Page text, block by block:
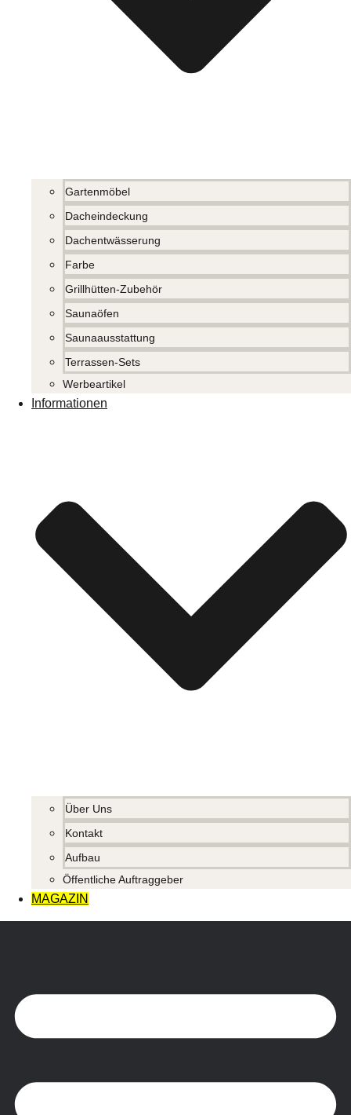
Gartenmöbel
Dacheindeckung
Dachentwässerung
Farbe
Grillhütten-Zubehör
Saunaöfen
Saunaausstattung
Terrassen-Sets
Werbeartikel
Informationen
Über Uns
Kontakt
Aufbau
Öffentliche Auftraggeber
MAGAZIN